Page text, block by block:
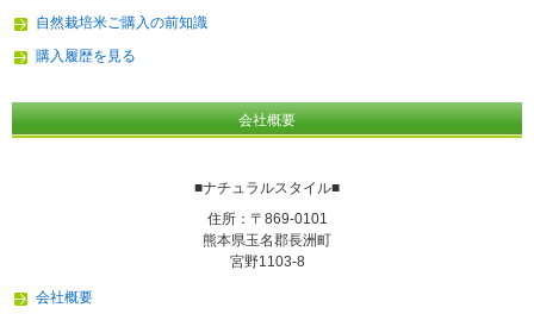
自然栽培米ご購入の前知識
購入履歴を見る
会社概要
■ナチュラルスタイル■
住所：〒869-0101
熊本県玉名郡長洲町
宮野1103-8
会社概要